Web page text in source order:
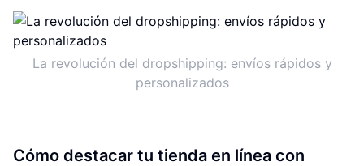
La revolución del dropshipping: envíos rápidos y
personalizados
Cómo destacar tu tienda en línea con